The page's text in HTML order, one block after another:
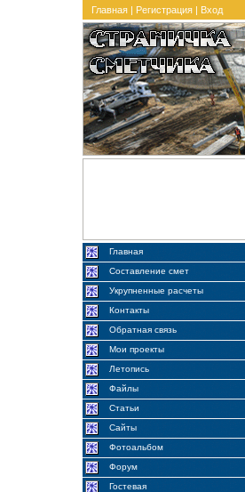
Главная | Регистрация | Вход
Главная
Составление смет
Укрупненные расчеты
Контакты
Обратная связь
Мои проекты
Летопись
Файлы
Статьи
Сайты
Фотоальбом
Форум
Гостевая